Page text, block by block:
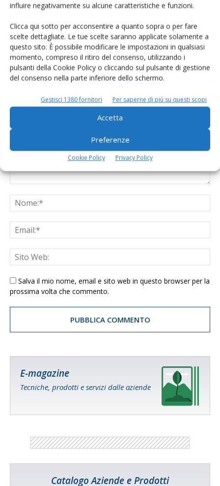
influire negativamente su alcune caratteristiche e funzioni.
Clicca qui sotto per acconsentire a quanto sopra o per fare
scelte dettagliate. Le tue scelte saranno applicate solamente a
questo sito. È possibile modificare le impostazioni in qualsiasi
momento, compreso il ritiro del consenso, utilizzando i
pulsanti della Cookie Policy o cliccando sul pulsante di gestione
del consenso nella parte inferiore dello schermo.
Gestisci 1380 fornitori Per saperne di più su questi scopi
Accetta
Preferenze
Cookie Policy Privacy Policy
Piano faunistico della Toscana, Cia:
imprese agricole»
Salva il mio nome, email e sito web in questo browser per la
prossima volta che commento.
E-magazine
Tecniche, prodotti e servizi dalle aziende
Catalogo Aziende e Prodotti